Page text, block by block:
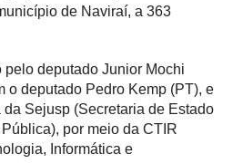
de Naviraí, a 363
deputado Junior Mochi
o deputado Pedro Kemp (PT), e
Sejusp (Secretaria de Estado
por meio da CTIR
Informática e